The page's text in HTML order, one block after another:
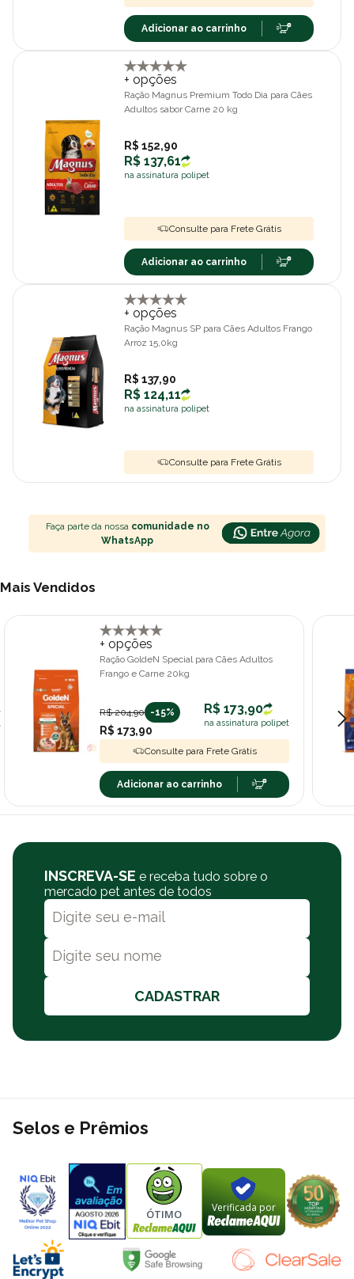
Adicionar ao carrinho
+ opções
Ração Magnus Premium Todo Dia para Cães
Adultos sabor Carne 20 kg
R$ 152,90
R$ 137,61
na assinatura polipet
Consulte para Frete Grátis
Adicionar ao carrinho
+ opções
Ração Magnus SP para Cães Adultos Frango
Arroz 15,0kg
R$ 137,90
R$ 124,11
na assinatura polipet
Consulte para Frete Grátis
Faça parte da nossa comunidade no
WhatsApp
Mais Vendidos
+ opções
Ração GoldeN Special para Cães Adultos
Frango e Carne 20kg
R$ 204,90 -15%
R$ 173,90
R$ 173,90
na assinatura polipet
Consulte para Frete Grátis
Adicionar ao carrinho
INSCREVA-SE e receba tudo sobre o
mercado pet antes de todos
CADASTRAR
Selos e Prêmios
ÓTIMO Verificada por